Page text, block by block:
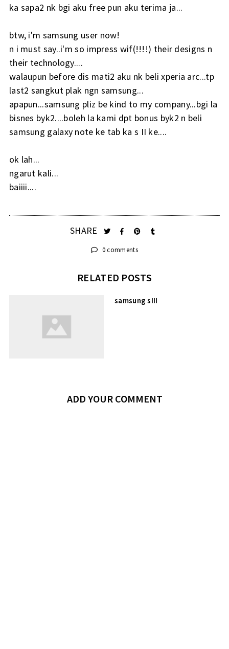
ka sapa2 nk bgi aku free pun aku terima ja...
btw, i'm samsung user now!
n i must say..i'm so impress wif(!!!!) their designs n
their technology....
walaupun before dis mati2 aku nk beli xperia arc...tp
last2 sangkut plak ngn samsung...
apapun...samsung pliz be kind to my company...bgi la
bisnes byk2....boleh la kami dpt bonus byk2 n beli
samsung galaxy note ke tab ka s II ke....
ok lah...
ngarut kali...
baiiii....
SHARE
0 comments
RELATED POSTS
samsung sIII
ADD YOUR COMMENT